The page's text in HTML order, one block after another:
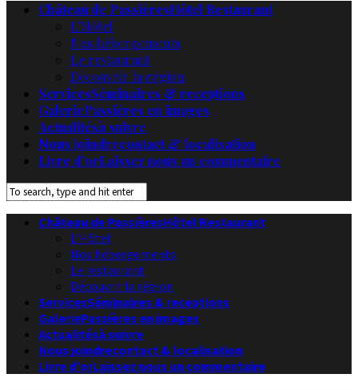
Château de PassièresHôtel Restaurant
L’Hôtel
Nos hébergements
Le restaurant
Découvrir la région
ServicesSéminaires & receptions
GaleriePassières en images
Actualitésà suivre
Nous joindrecontact & localisation
Livre d’orLaissez nous un commentaire
Château de PassièresHôtel Restaurant
L’Hôtel
Nos hébergements
Le restaurant
Découvrir la région
ServicesSéminaires & receptions
GaleriePassières en images
Actualitésà suivre
Nous joindrecontact & localisation
Livre d’orLaissez nous un commentaire